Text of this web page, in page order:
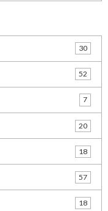
30
52
7
20
18
57
18